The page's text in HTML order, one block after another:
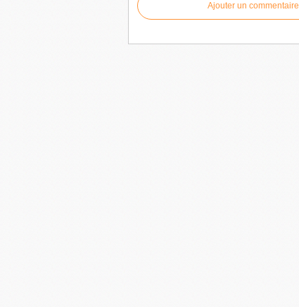
Ajouter un commentaire